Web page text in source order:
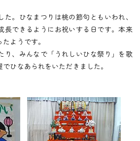
未 就 園 児 教 室
つくしの会
時間外 お預か り
育後 の 課外活動
課外授業
。ひなまつりは桃の節句ともいわれ、
長できるようにお祝いする日です。本来
ようです。
り、みんなで「うれしいひな祭り」を歌
ひなあられをいただきました。